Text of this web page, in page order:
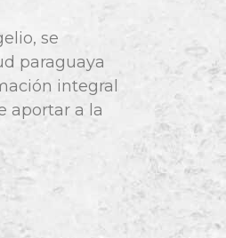
se
paraguaya
integral
aportar a la